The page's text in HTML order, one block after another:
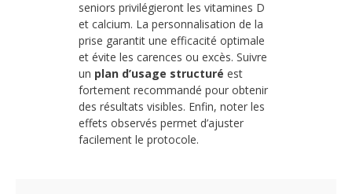
seniors privilégieront les vitamines D
et calcium. La personnalisation de la
prise garantit une efficacité optimale
et évite les carences ou excès. Suivre
un plan d’usage structuré est
fortement recommandé pour obtenir
des résultats visibles. Enfin, noter les
effets observés permet d’ajuster
facilement le protocole.